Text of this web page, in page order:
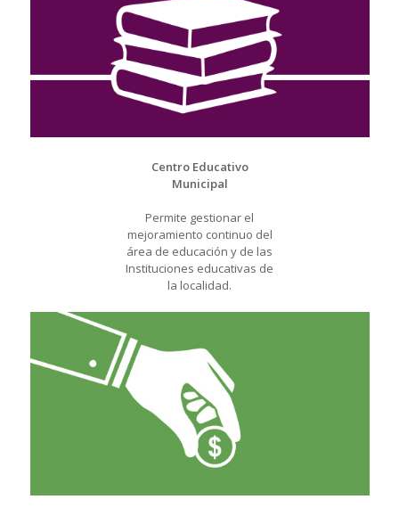
Centro Educativo
Municipal
Permite gestionar el
mejoramiento continuo del
área de educación y de las
Instituciones educativas de
la localidad.